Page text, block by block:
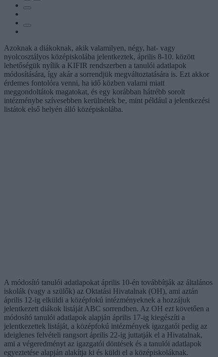
Azoknak a diákoknak, akik valamilyen, négy, hat- vagy
nyolcosztályos középiskolába jelentkeztek, április 8-10. között
lehetőségük nyílik a KIFIR rendszerben a tanulói adatlapok
módosítására, így akár a sorrendjük megváltoztatására is. Ezt akkor
érdemes fontolóra venni, ha idő közben valami miatt
meggondoltátok magatokat, és egy korábban hátrébb sorolt
intézménybe szívesebben kerülnétek be, mint például a jelentkezési
listátok első helyén álló középiskolába.
A módosító tanulói adatlapokat április 10-én továbbítják az általános
iskolák (vagy a szülők) az Oktatási Hivatalnak (OH), ami aztán
április 12-ig elküldi a középfokú intézményeknek a hozzájuk
jelentkezett diákok listáját ABC sorrendben. Az OH ezt követően a
módosító tanulói adatlapok alapján április 17-ig kiegészíti a
jelentkezettek listáját, a középfokú intézmények igazgatói pedig az
ideiglenes felvételi rangsort április 22-ig juttatják el a Hivatalnak,
ami a végeredményt az igazgatói döntések és a tanulói adatlapok
egyeztetése alapján alakítja ki és küldi el a középiskoláknak.